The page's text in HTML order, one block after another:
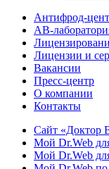
Антифрод-
АВ-
Лицензии и
Вакансии
Пресс-центр
О компании
Контакты
Сайт «Доктор
Мой Dr.Web
Мой Dr.Web